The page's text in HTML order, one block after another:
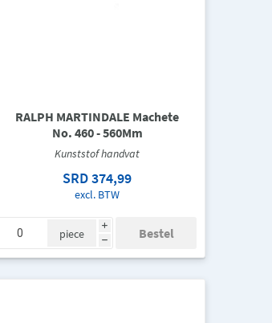
RALPH MARTINDALE Machete
No. 460 - 560Mm
Kunststof handvat
SRD 374,99
excl. BTW
i
h
piece